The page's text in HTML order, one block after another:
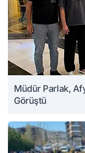
Müdür Parlak,
Görüştü